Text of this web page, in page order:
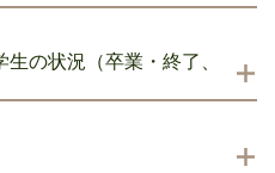
の状況（卒業・終了、